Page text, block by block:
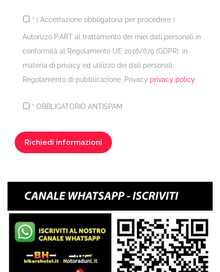
* ( Accettazione obbligatoria per procedere )
Autorizzo P.ART al trattamento dei miei dati personali in
conformità al Regolamento UE 2016/679 (GDPR), in
materia di privacy ed utilizzo dei dati personali.
Regolamento di pubblicazione. Privacy privacy policy
* OBBLIGATORIO ANTISPAM